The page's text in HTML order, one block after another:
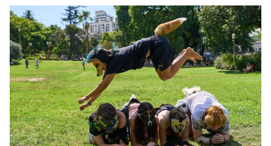
Area Personale
Newsletter
Notifiche mobile
Regala il Post
Hai bisogno di aiuto?
Esci